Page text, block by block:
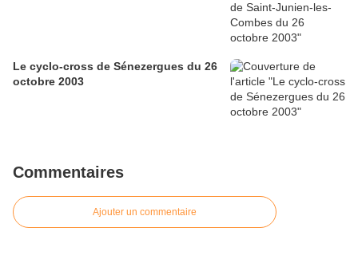
Le cyclo-cross de Sénezergues du 26
octobre 2003
Commentaires
Ajouter un commentaire